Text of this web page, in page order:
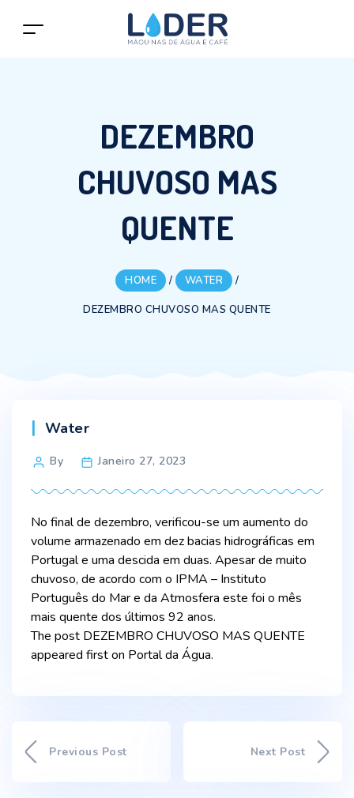
DEZEMBRO
CHUVOSO MAS
QUENTE
HOME / WATER /
DEZEMBRO CHUVOSO MAS QUENTE
Categories
Water
PostBy Janeiro 27, 2023
No final de dezembro, verificou-se um aumento do
volume armazenado em dez bacias hidrográficas em
Portugal e uma descida em duas. Apesar de muito
chuvoso, de acordo com o IPMA – Instituto
Português do Mar e da Atmosfera este foi o mês
mais quente dos últimos 92 anos.
The post DEZEMBRO CHUVOSO MAS QUENTE
appeared first on Portal da Água.
Previous Post Next Post